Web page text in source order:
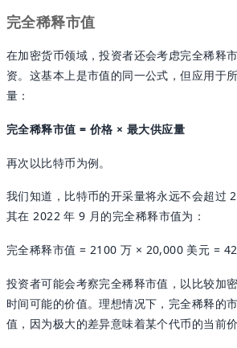
完全稀释市值
在加密货币领域，投资者还会考虑完全稀释
资。这基本上是市值的同一公式，但应用于
量：
完全稀释市值 = 价格 × 最大供应量
再次以比特币为例。
我们知道，比特币的开采量将永远不会超过
其在 2022 年 9 月的完全稀释市值为：
完全稀释市值 = 2100 万 × 20,000 美元 =
投资者可能会考察完全稀释市值，以比较加
时间可能的价值。理想情况下，完全稀释的
值，因为极大的差异意味着某个代币的当前价